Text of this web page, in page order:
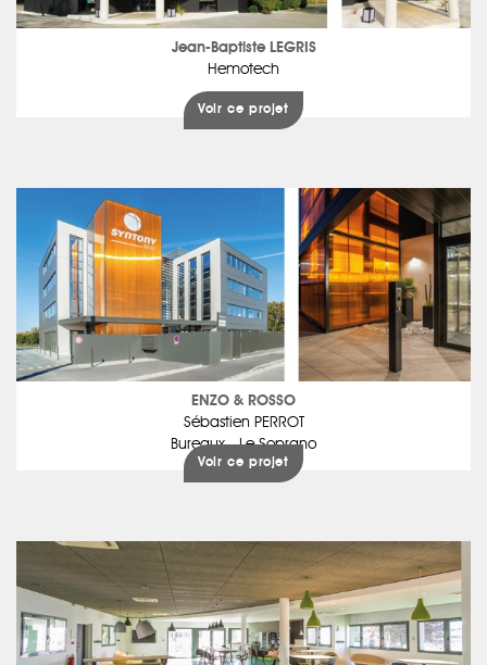
Jean-Baptiste LEGRIS
Hemotech
Voir ce projet
ENZO & ROSSO
Sébastien PERROT
Bureaux - Le Soprano
Voir ce projet